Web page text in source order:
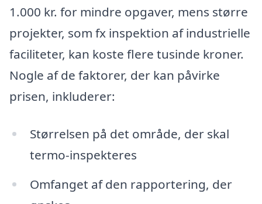
1.000 kr. for mindre opgaver, mens større
projekter, som fx inspektion af industrielle
faciliteter, kan koste flere tusinde kroner.
Nogle af de faktorer, der kan påvirke
prisen, inkluderer:
Størrelsen på det område, der skal
termo-inspekteres
Omfanget af den rapportering, der